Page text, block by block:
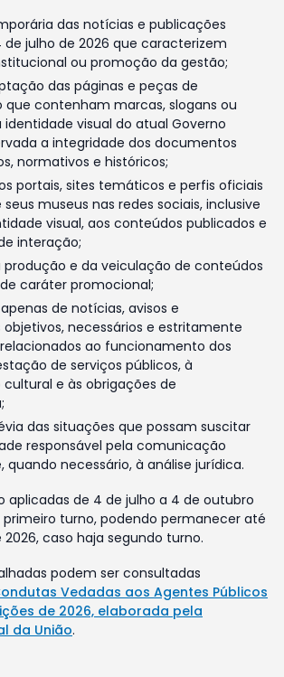
das notícias e publicações
de julho de 2026 que caracterizem
ou promoção da gestão;
das páginas e peças de
contenham marcas, slogans ou
visual do atual Governo
a integridade dos documentos
normativos e históricos;
portais, sites temáticos e perfis oficiais
museus nas redes sociais, inclusive
visual, aos conteúdos publicados e
interação;
produção e da veiculação de conteúdos
caráter promocional;
de notícias, avisos e
necessários e estritamente
ao funcionamento dos
de serviços públicos, à
e às obrigações de
das situações que possam suscitar
responsável pela comunicação
quando necessário, à análise jurídica.
aplicadas de 4 de julho a 4 de outubro
primeiro turno, podendo permanecer até
caso haja segundo turno.
podem ser consultadas
Vedadas aos Agentes Públicos
de 2026, elaborada pela
da União.